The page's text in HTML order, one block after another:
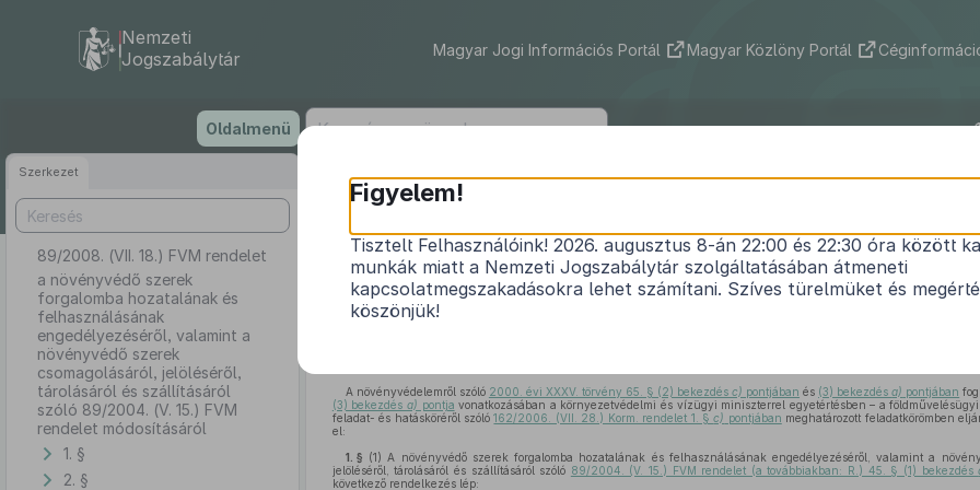
tartalomra
Nemzeti
Jogszabálytár
Magyar Jogi Információs Portál Magyar Közlöny Portál
Oldalmenü
Szerkezet
89/2008. (VII. 18.) FVM rendelet
a növényvédő szerek
forgalomba hozatalának és
felhasználásának
engedélyezéséről, valamint a
növényvédő szerek
csomagolásáról, jelöléséről,
tárolásáról és szállításáról
szóló 89/2004. (V. 15.) FVM
rendelet módosításáról
1. §
2. §
89/2008. (VII. 18.) FVM rendelet
a növényvédő szerek forgalomba hozatalának és
engedélyezéséről, valamint a növényvédő szerek
tárolásáról és szállításáról szóló
89/2004. (V. 15.) FVM rendelet
A növényvédelemről szóló 2000. évi XXXV. törvény 65. § (2) bekezdésc) pontjában és (3) bekezdésa) pontjában
(3) bekezdés a) pontja vonatkozásában a környezetvédelmi és vízügyi miniszterrel egyetértésben – a
feladat- és hatásköréről szóló162/2006. (VII. 28.) Korm. rendelet 1. §c) pontjában meghatározott feladatkörömben
el:
1. § (1) A növényvédő szerek forgalomba hozatalának és felhasználásának engedélyezéséről, valamint a
jelöléséről, tárolásáról és szállításáról szóló 89/2004. (V. 15.) FVM rendelet (a továbbiakban: R.) 45. § (1) bekezdés
következő rendelkezés lép:
Figyelem!
Tisztelt Felhasználóink! 2026. augusztus 8-án 22:00 és 22:30 óra között
munkák miatt a Nemzeti Jogszabálytár szolgáltatásában átmeneti
kapcsolatmegszakadásokra lehet számítani. Szíves türelmüket és
köszönjük!